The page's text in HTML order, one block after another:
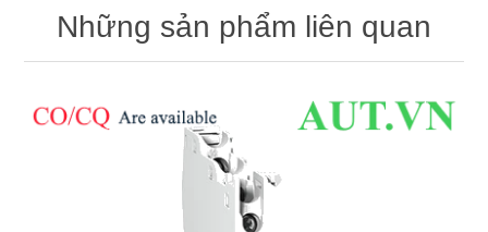
Những sản phẩm liên quan